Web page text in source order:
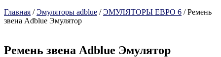
Главная /Эмуляторы adblue /ЭМУЛЯТОРЫ ЕВРО 6 / Ремень
звена Adblue Эмулятор
Ремень звена Adblue Эмулятор